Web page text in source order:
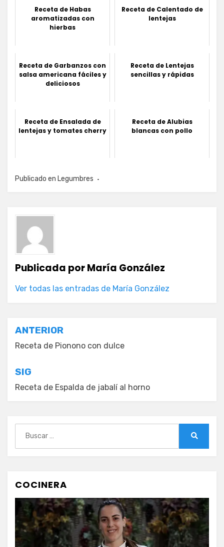
Receta de Habas
aromatizadas con
hierbas
Receta de Calentado de
lentejas
Receta de Garbanzos con
salsa americana fáciles y
deliciosos
Receta de Lentejas
sencillas y rápidas
Receta de Ensalada de
lentejas y tomates cherry
Receta de Alubias
blancas con pollo
Publicado en Legumbres
Publicada porMaría González
Ver todas las entradas de María González
Navegación
de
entradas
ANTERIOR
Receta de Pionono con dulce
SIG
Receta de Espalda de jabalí al horno
COCINERA